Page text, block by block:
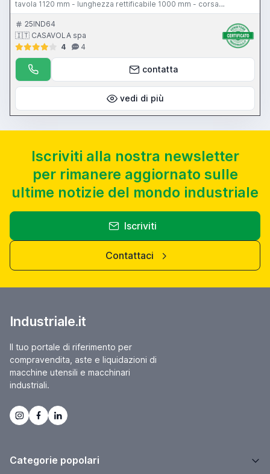
tavola 1120 mm - lunghezza rettificabile 1000 mm - corsa
trasversale testa 635 mm - larghezza rettificabile 700 mm - corsa
verticale testa 725 mm - altezza rettificabile 650 mm - motore mola
11 Hp - piano magnetico 1000 x 500 mm - CN Favretto
25IND64
🇮🇹 CASAVOLA spa
4
4
contatta
vedi di più
Iscriviti alla nostra newsletter
per rimanere aggiornato sulle
ultime notizie del mondo industriale
Iscriviti
Contattaci
Industriale.it
Il tuo portale di riferimento per
compravendita, aste e liquidazioni di
macchine utensili e macchinari
industriali.
Categorie popolari